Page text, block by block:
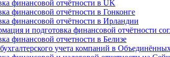
финансовой отчётности в UK
финансовой отчётности в Гонконге
финансовой отчётности в Ирландии
и подготовка финансовой отчётности
финансовой отчетности в Белизе
учета компаний в